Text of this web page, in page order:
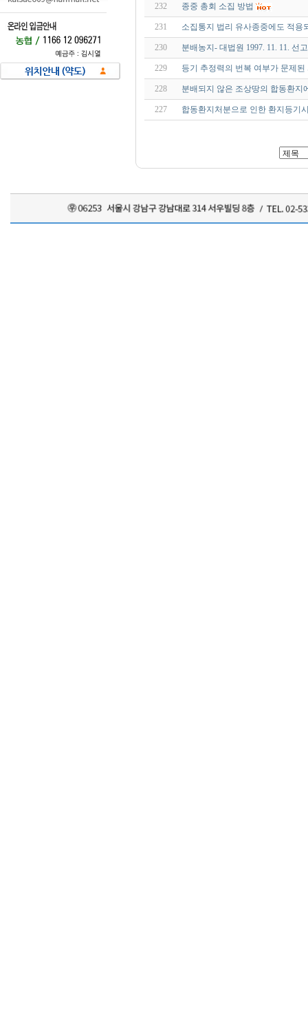
232 종중 총회 소집 방법
231 소집통지 법리 유사종중에도 적용
230 분배농지- 대법원 1997. 11. 11. 선
229 등기 추정력의 번복 여부가 문제된
228 분배되지 않은 조상땅의 합동환지
227 합동환지처분으로 인한 환지등기